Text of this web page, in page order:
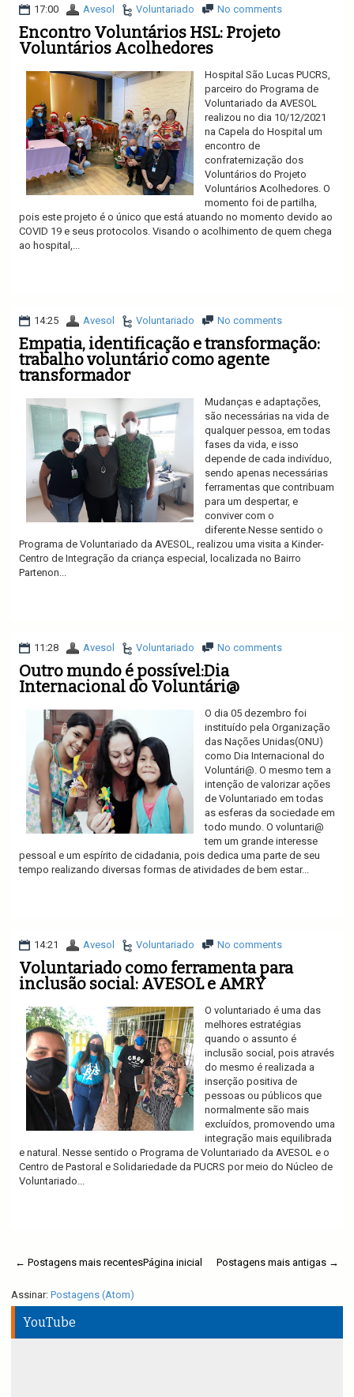
17:00 Avesol Voluntariado No comments
Encontro Voluntários HSL: Projeto
Voluntários Acolhedores
Hospital São Lucas PUCRS,
parceiro do Programa de
Voluntariado da AVESOL
realizou no dia 10/12/2021
na Capela do Hospital um
encontro de
confraternização dos
Voluntários do Projeto
Voluntários Acolhedores. O
momento foi de partilha,
pois este projeto é o único que está atuando no momento devido ao
COVID 19 e seus protocolos. Visando o acolhimento de quem chega
ao hospital,...
14:25 Avesol Voluntariado No comments
Empatia, identificação e transformação:
trabalho voluntário como agente
transformador
Mudanças e adaptações,
são necessárias na vida de
qualquer pessoa, em todas
fases da vida, e isso
depende de cada indivíduo,
sendo apenas necessárias
ferramentas que contribuam
para um despertar, e
conviver com o
diferente.Nesse sentido o
Programa de Voluntariado da AVESOL, realizou uma visita a Kinder-
Centro de Integração da criança especial, localizada no Bairro
Partenon...
11:28 Avesol Voluntariado No comments
Outro mundo é possível:Dia
Internacional do Voluntári@
O dia 05 dezembro foi
instituído pela Organização
das Nações Unidas(ONU)
como Dia Internacional do
Voluntári@. O mesmo tem a
intenção de valorizar ações
de Voluntariado em todas
as esferas da sociedade em
todo mundo. O voluntari@
tem um grande interesse
pessoal e um espírito de cidadania, pois dedica uma parte de seu
tempo realizando diversas formas de atividades de bem estar...
14:21 Avesol Voluntariado No comments
Voluntariado como ferramenta para
inclusão social: AVESOL e AMRY
O voluntariado é uma das
melhores estratégias
quando o assunto é
inclusão social, pois através
do mesmo é realizada a
inserção positiva de
pessoas ou públicos que
normalmente são mais
excluídos, promovendo uma
integração mais equilibrada
e natural. Nesse sentido o Programa de Voluntariado da AVESOL e o
Centro de Pastoral e Solidariedade da PUCRS por meio do Núcleo de
Voluntariado...
← Postagens mais recentes Postagens mais antigas →
Página inicial
Assinar: Postagens (Atom)
YouTube